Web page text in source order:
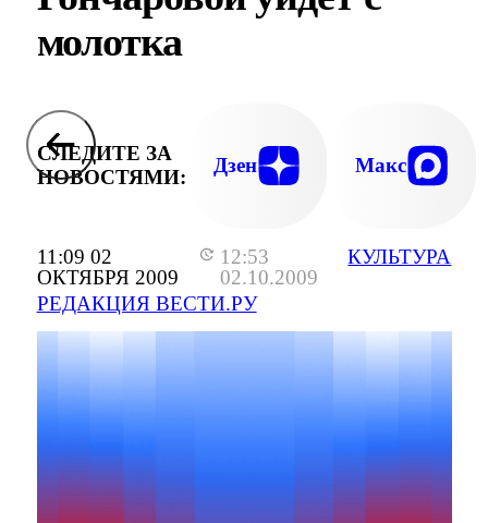
11:09 02
ОКТЯБРЯ 2009
12:53
02.10.2009
РЕДАКЦИЯ ВЕСТИ.РУ
КУЛЬТУРА
молотка
СЛЕДИТЕ ЗА
НОВОСТЯМИ:
Дзен Макс